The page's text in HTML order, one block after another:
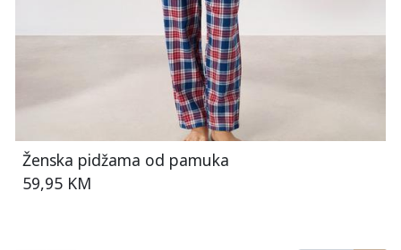
Ženska pidžama od pamuka
59,95 KM